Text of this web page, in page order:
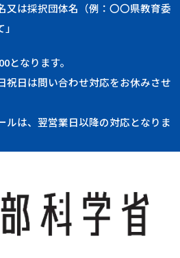
又は採択団体名（例：〇〇県教育委
となります。
祝日は問い合わせ対応をお休みさせ
ルは、翌営業日以降の対応となりま